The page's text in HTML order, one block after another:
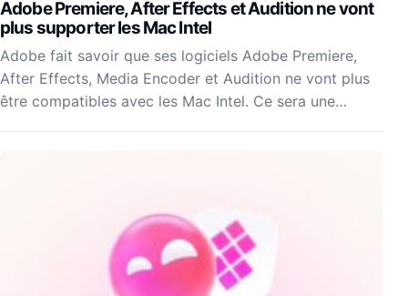
Adobe Premiere, After Effects et Audition ne vont
plus supporter les Mac Intel
Adobe fait savoir que ses logiciels Adobe Premiere,
After Effects, Media Encoder et Audition ne vont plus
être compatibles avec les Mac Intel. Ce sera une…